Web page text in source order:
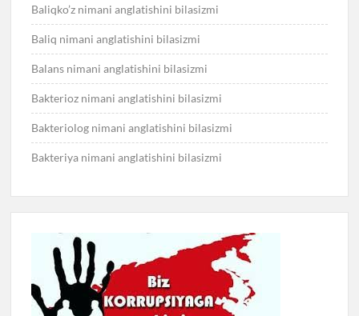
Baliqko’z nimani anglatishini bilasizmi
Baliq nimani anglatishini bilasizmi
Balans nimani anglatishini bilasizmi
Bakterioz nimani anglatishini bilasizmi
Bakteriolog nimani anglatishini bilasizmi
Bakteriya nimani anglatishini bilasizmi